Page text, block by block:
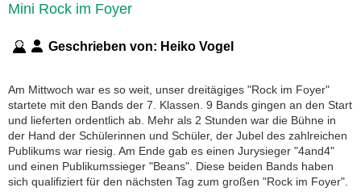
Mini Rock im Foyer
Geschrieben von: Heiko Vogel
Am Mittwoch war es so weit, unser dreitägiges "Rock im Foyer"
startete mit den Bands der 7. Klassen. 9 Bands gingen an den Start
und lieferten ordentlich ab. Mehr als 2 Stunden war die Bühne in
der Hand der Schülerinnen und Schüler, der Jubel des zahlreichen
Publikums war riesig. Am Ende gab es einen Jurysieger "4and4"
und einen Publikumssieger "Beans". Diese beiden Bands haben
sich qualifiziert für den nächsten Tag zum großen "Rock im Foyer".